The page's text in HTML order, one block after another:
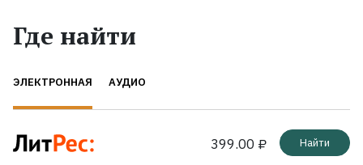
Где найти
ЭЛЕКТРОННАЯ АУДИО
399.00 ₽ Найти